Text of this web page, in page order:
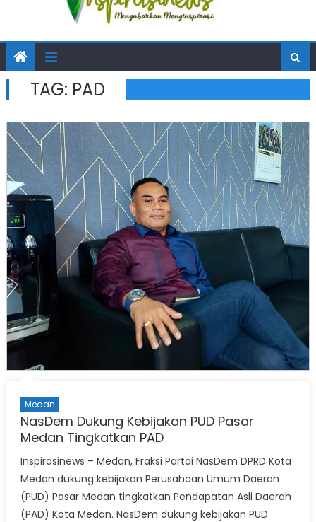
TAG: PAD
Medan
NasDem Dukung Kebijakan PUD Pasar
Medan Tingkatkan PAD
Inspirasinews – Medan, Fraksi Partai NasDem DPRD Kota
Medan dukung kebijakan Perusahaan Umum Daerah
(PUD) Pasar Medan tingkatkan Pendapatan Asli Daerah
(PAD) Kota Medan. NasDem dukung kebijakan PUD